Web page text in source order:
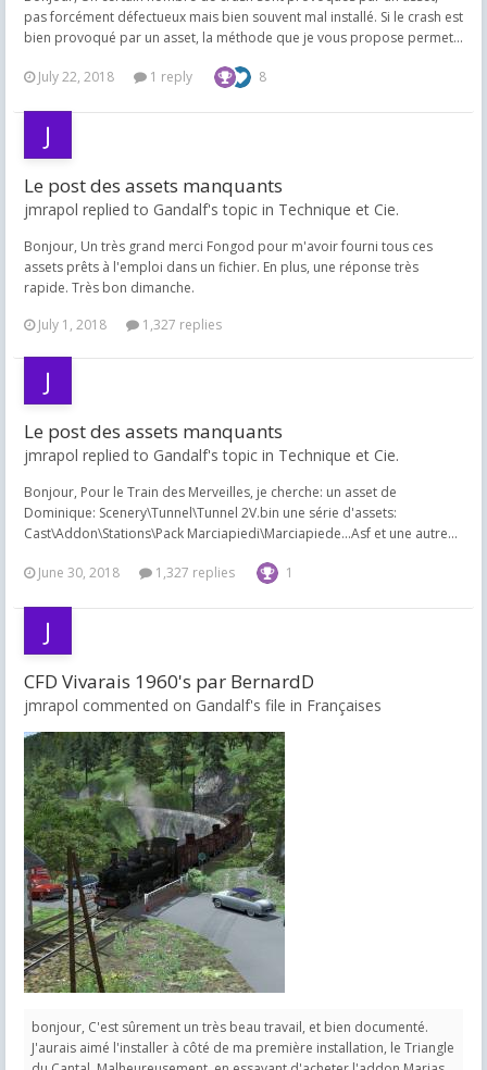
pas forcément défectueux mais bien souvent mal installé. Si le crash est
bien provoqué par un asset, la méthode que je vous propose permet...
July 22, 2018 1 reply 8
Le post des assets manquants
jmrapol replied to Gandalf's topic in Technique et Cie.
Bonjour, Un très grand merci Fongod pour m'avoir fourni tous ces
assets prêts à l'emploi dans un fichier. En plus, une réponse très
rapide. Très bon dimanche.
July 1, 2018
1,327 replies
Le post des assets manquants
jmrapol replied to Gandalf's topic in Technique et Cie.
Bonjour, Pour le Train des Merveilles, je cherche: un asset de
Dominique: Scenery\Tunnel\Tunnel 2V.bin une série d'assets:
Cast\Addon\Stations\Pack Marciapiedi\Marciapiede...Asf et une autre...
June 30, 2018 1,327 replies 1
CFD Vivarais 1960's par BernardD
jmrapol commented on Gandalf's file in Françaises
bonjour, C'est sûrement un très beau travail, et bien documenté.
J'aurais aimé l'installer à côté de ma première installation, le Triangle